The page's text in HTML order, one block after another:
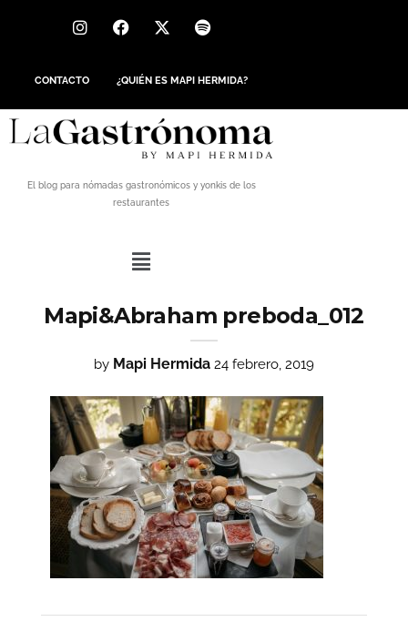
CONTACTO ¿QUIÉN ES MAPI HERMIDA?
El blog para nómadas gastronómicos y yonkis de los
restaurantes
Mapi&Abraham preboda_012
by Mapi Hermida 24 febrero, 2019